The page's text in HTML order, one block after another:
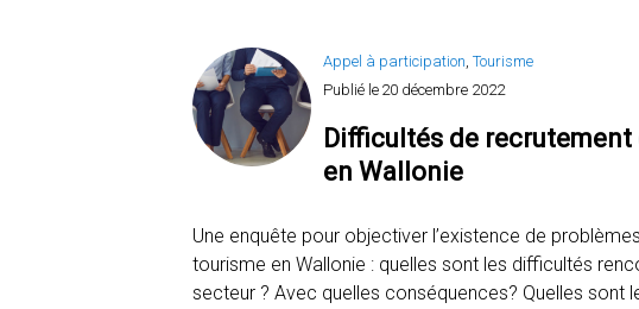
Appel à participation, Tourisme
Publié le 20 décembre 2022
Difficultés de
en Wallonie
Une enquête pour objectiver l’existence de
tourisme en Wallonie : quelles sont les difficultés
secteur ? Avec quelles conséquences? Quelles sont